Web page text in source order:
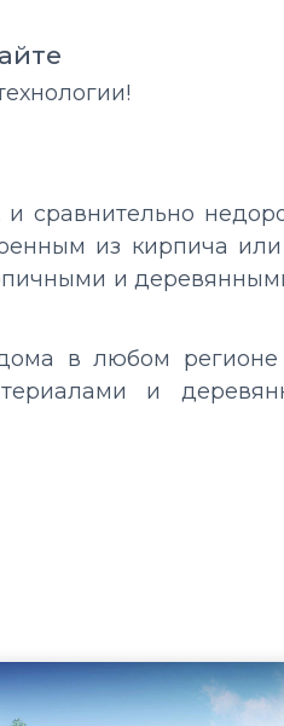
и сравнительно
из кирпича
и
в любом
и